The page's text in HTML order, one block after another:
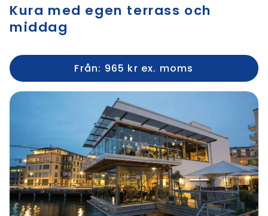
Kura med egen terrass och
middag
Från: 965 kr ex. moms